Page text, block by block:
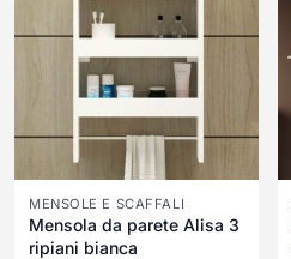
MENSOLE E SCAFFALI
Mensola da parete Alisa 3
ripiani bianca